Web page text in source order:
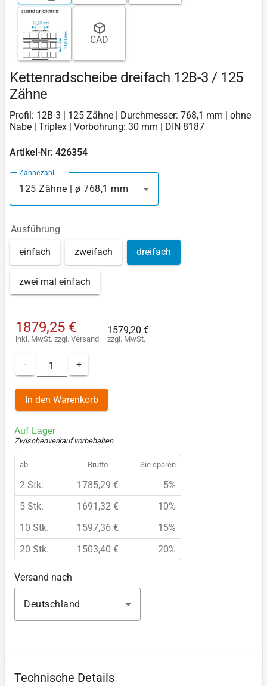
CAD
Kettenradscheibe dreifach 12B-3 / 125
Zähne
Profil: 12B-3 | 125 Zähne | Durchmesser: 768,1 mm | ohne
Nabe | Triplex | Vorbohrung: 30 mm | DIN 8187
Artikel-Nr: 426354
Zähnezahl
125 Zähne | ø 768,1 mm
Ausführung
einfach zweifach dreifach
zwei mal einfach
1879,25 €
inkl. MwSt. zzgl. Versand
1579,20 €
zzgl. MwSt.
- +
In den Warenkorb
Auf Lager
Zwischenverkauf vorbehalten.
ab Brutto Sie sparen
2 Stk. 1785,29 €
5%
5 Stk.
1691,32 €
10%
10 Stk.
1597,36 €
15%
20 Stk.
1503,40 € 20%
Versand nach
Deutschland
Technische Details